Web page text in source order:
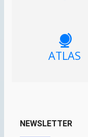
ATLAS
NEWSLETTER